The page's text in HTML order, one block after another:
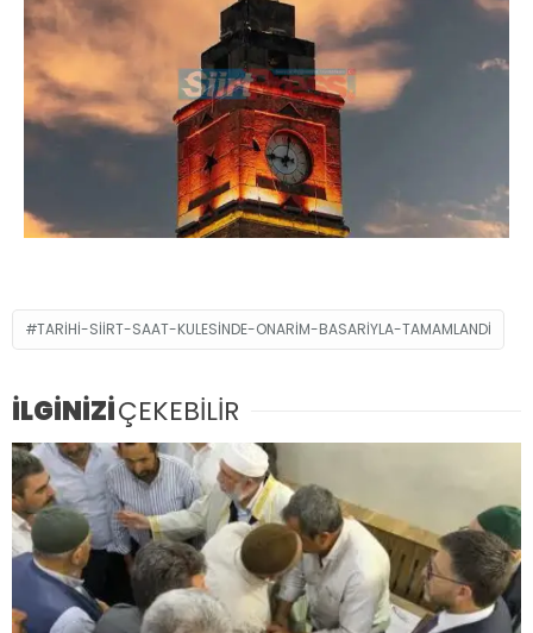
TARIHI-SIIRT-SAAT-KULESINDE-ONARIM-BASARIYLA-TAMAMLANDI
İLGİNİZİÇEKEBİLİR